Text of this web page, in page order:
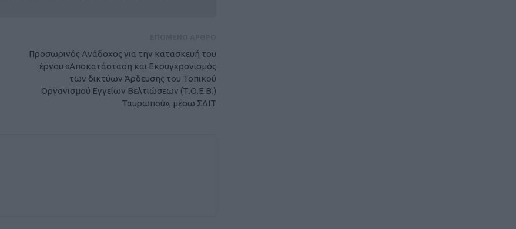
Προσωρινός Ανάδοχος για την κατασκευή του
έργου «Αποκατάσταση και Εκσυγχρονισμός
των δικτύων Άρδευσης του Τοπικού
Οργανισμού Εγγείων Βελτιώσεων (Τ.Ο.Ε.Β.)
Ταυρωπού», μέσω ΣΔΙΤ